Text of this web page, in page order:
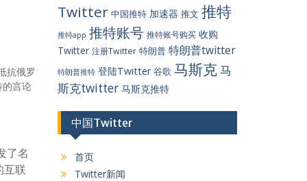
抗俄罗
的言论
了名
互联
Twitter 中国推特 加速器 推文 推特
推特app 推特账号 推特账号购买 收购
Twitter 注册Twitter 特朗普 特朗普twitter
特朗普推特 登陆Twitter 谷歌 马斯克马
斯克twitter 马斯克推特
中国Twitter
首页
Twitter新闻